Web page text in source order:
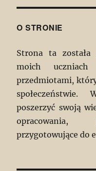
O STRONIE
Strona ta
moich uczniach
przedmiotami,
społeczeństwie.
poszerzyć swoją
opracowania,
przygotowujące do